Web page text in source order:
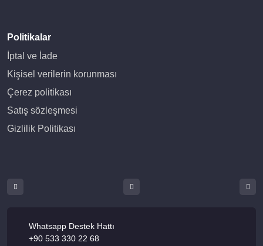
Politikalar
İptal ve İade
Kişisel verilerin korunması
Çerez politikası
Satış sözleşmesi
Gizlilik Politikası
Whatsapp Destek Hattı
+90 533 330 22 68